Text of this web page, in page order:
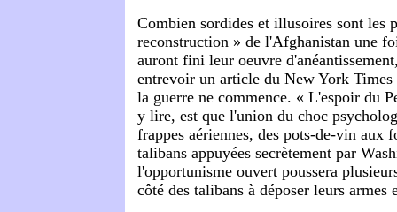
Combien sordides et illusoires sont les
reconstruction » de l'Afghanistan une
auront fini leur oeuvre
entrevoir un article du New York Times
la guerre ne commence. « L'espoir du
y lire, est que l'union du choc
frappes aériennes, des pots-de-vin aux
talibans appuyées secrètement par
l'opportunisme ouvert poussera
côté des talibans à déposer leurs armes